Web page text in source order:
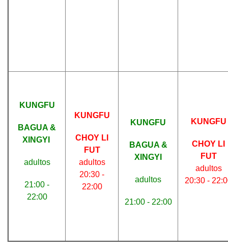
KUNGFU
BAGUA &
XINGYI
adultos
21:00 -
22:00
KUNGFU
CHOY LI
FUT
adultos
20:30 -
22:00
KUNGFU
BAGUA &
XINGYI
adultos
21:00 - 22:00
KUNGFU
CHOY LI
FUT
adultos
20:30 -